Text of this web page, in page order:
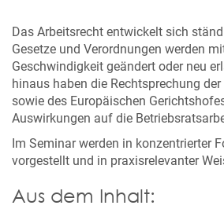
Das Arbeitsrecht entwickelt sich
Gesetze und Verordnungen werden
Geschwindigkeit geändert oder neu
hinaus haben die Rechtsprechung
sowie des Europäischen
Auswirkungen auf die
Im Seminar werden in konzentrierter
vorgestellt und in praxisrelevanter
Aus dem Inhalt: